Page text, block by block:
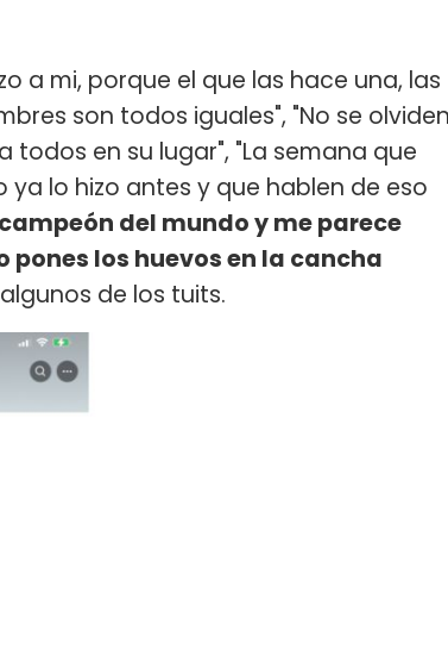
a mi, porque el que las hace una, las
son todos iguales", "No se
en su lugar", "La semana que
lo hizo antes y que hablen de eso
del mundo y me parece
los huevos en la cancha
de los tuits.